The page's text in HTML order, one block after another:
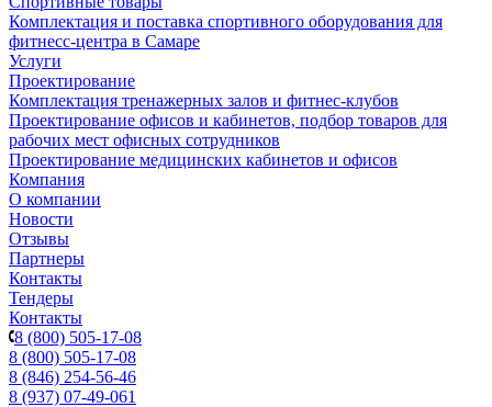
Комплектация и поставка спортивного оборудования для
фитнесс-центра в Самаре
Услуги
Проектирование
Комплектация тренажерных залов и фитнес-клубов
Проектирование офисов и кабинетов, подбор товаров для
рабочих мест офисных сотрудников
Проектирование медицинских кабинетов и офисов
Компания
О компании
Новости
Отзывы
Партнеры
Контакты
Тендеры
Контакты
8 (800) 505-17-08
8 (800) 505-17-08
8 (846) 254-56-46
8 (937) 07-49-061